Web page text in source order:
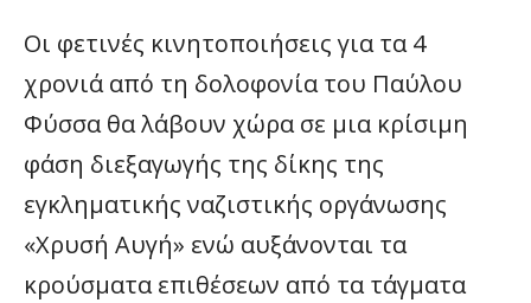
Οι φετινές κινητοποιήσεις για τα 4
χρονιά από τη δολοφονία του Παύλου
Φύσσα θα λάβουν χώρα σε μια κρίσιμη
φάση διεξαγωγής της δίκης της
εγκληματικής ναζιστικής οργάνωσης
«Χρυσή Αυγή» ενώ αυξάνονται τα
κρούσματα επιθέσεων από τα τάγματα